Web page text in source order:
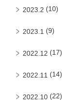
2023.2 (10)
2023.1 (9)
2022.12 (17)
2022.11 (14)
2022.10 (22)